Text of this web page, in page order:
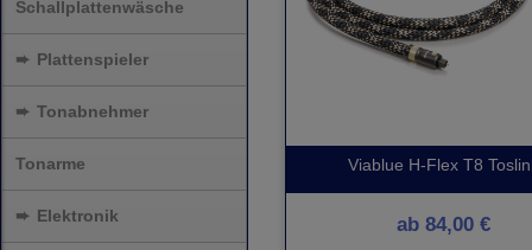
Schallplattenwäsche
➨ Plattenspieler
➨ Tonabnehmer
Tonarme
➨ Elektronik
Viablue H-Flex T8
ab 84,00 €